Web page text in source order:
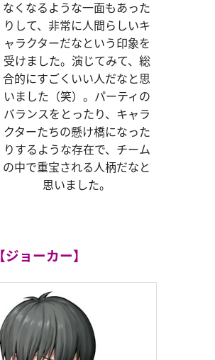
なくなるような一面もあった
りして、非常に人間らしいキ
ャラクターだなという印象を
受けました。演じてみて、総
合的にすごくいい人だなと思
いました（笑）。パーティの
バランスをとったり、キャラ
クターたちの懸け橋になった
りするような存在で、チーム
の中で重宝される人柄だなと
思いました。
【ジョーカー】